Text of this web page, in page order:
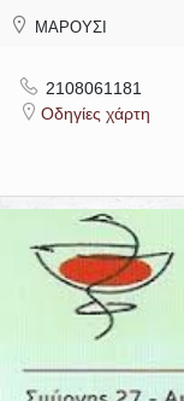
ΜΑΡΟΥΣΙ
2108061181
Οδηγίες χάρτη